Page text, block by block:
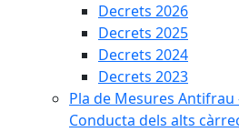
Decrets 2026
Decrets 2025
Decrets 2024
Decrets 2023
Pla de Mesures Antifrau
Conducta dels alts